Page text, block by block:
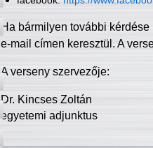
Ha bármilyen további
e-mail címen keresztül. A
A verseny szervezője:
Dr. Kincses Zoltán
egyetemi adjunktus